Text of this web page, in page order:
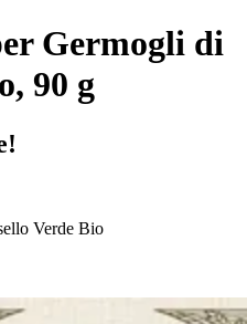
Germogli di
90 g
Verde Bio